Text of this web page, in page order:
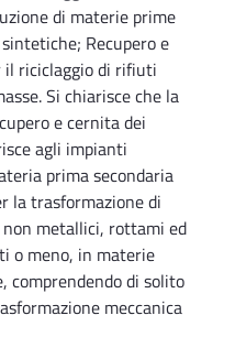
di materie prime
Recupero e
il riciclaggio di rifiuti
Si chiarisce che la
e cernita dei
agli impianti
prima secondaria
la trasformazione di
metallici, rottami ed
o meno, in materie
comprendendo di solito
meccanica